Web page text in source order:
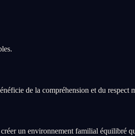
de la compréhension et du respect
un environnement familial équilibré